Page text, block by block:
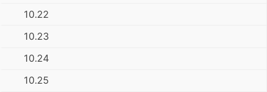
10.22
10.23
10.24
10.25